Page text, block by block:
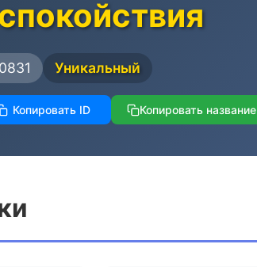
Уникальный
Копировать ID Копировать название